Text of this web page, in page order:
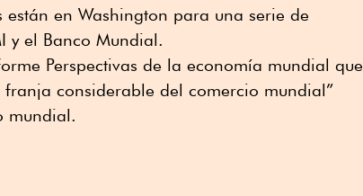
en Washington para una serie de
y el Banco Mundial.
Perspectivas de la economía mundial que
considerable del comercio mundial”
mundial.